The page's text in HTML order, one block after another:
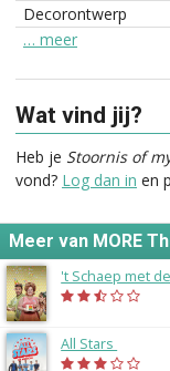
Decorontwerp
… meer
Wat vind jij?
Heb je Stoornis of
vond? Log dan in en
Meer van MORE
't Schaep met
All Stars